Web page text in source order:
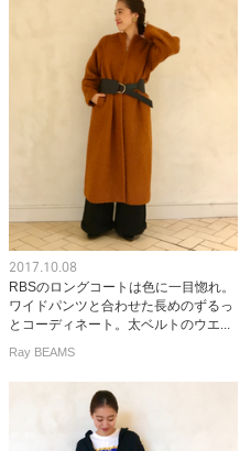
2017.10.08
RBSのロングコートは色に一目惚れ。
ワイドパンツと合わせた長めのずるっ
とコーディネート。太ベルトのウエ...
Ray BEAMS